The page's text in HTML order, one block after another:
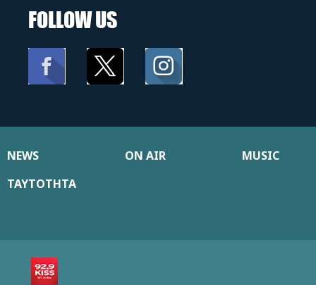
FOLLOW US
NEWS ON AIR
MUSIC
ΤΑΥΤΟΤΗΤΑ